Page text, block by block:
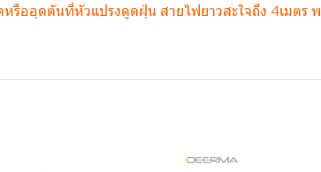
ออุดตันที่หัวแปรงดูดฝุ่น สายไฟยาวสะใจถึง 4เมตร